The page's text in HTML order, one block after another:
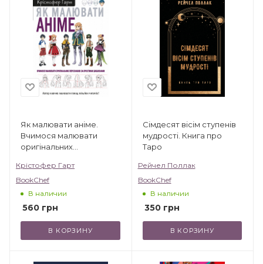
Як малювати аніме.
Вчимося малювати
оригінальних
шаблонами
Крістофер Гарт
BookChef
В наличии
560 грн
В КОРЗИНУ
Сімдесят вісім ступенів
мудрості. Книга про
Таро
Рейчел Поллак
BookChef
В наличии
350грн
В КОРЗИНУ